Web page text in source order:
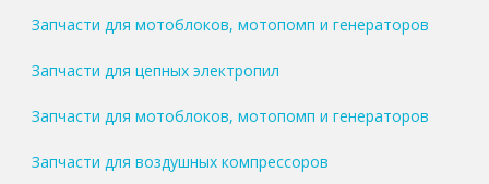
Запчасти для мотоблоков, мотопомп и генераторов
Запчасти для цепных электропил
Запчасти для мотоблоков, мотопомп и генераторов
Запчасти для воздушных компрессоров